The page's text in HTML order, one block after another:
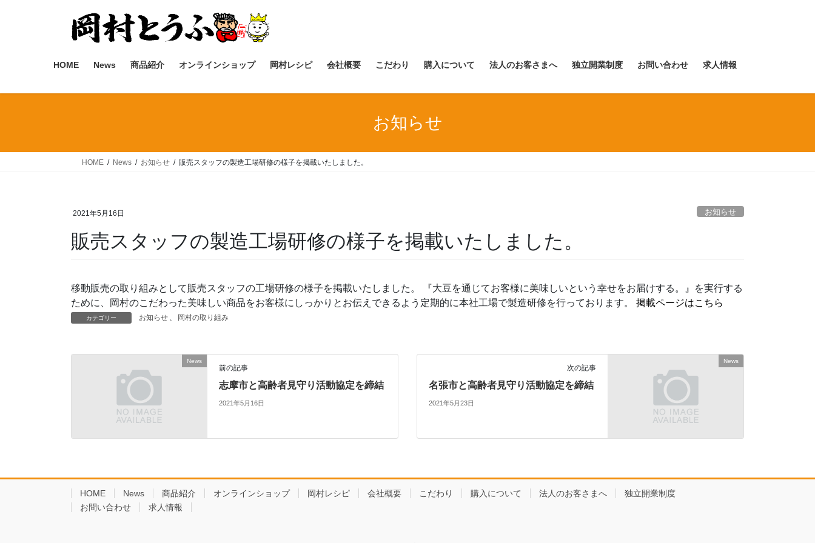
ス
ン
HOME News 商品紹介 オンラインショップ 岡村レシピ 会社概要 こだわり 購入について 法人のお客さまへ 独立開業制度 お問い合わせ 求人情報
お知らせ
HOME News お知らせ 販売スタッフの製造工場研修の様子を掲載いたしました。
2021年5月16日 お知らせ
販売スタッフの製造工場研修の様子を掲載いたしました。
移動販売の取り組みとして販売スタッフの工場研修の様子を掲載いたしました。 『大豆を通じてお客様に美味しいという幸せをお届けする。』を実行する
ために、岡村のこだわった美味しい商品をお客様にしっかりとお伝えできるよう定期的に本社工場で製造研修を行っております。 掲載ページはこちら
カテゴリー お知らせ 、 岡村の取り組み
News
前の記事
志摩市と高齢者見守り活動協定を締結
2021年5月16日
News
次の記事
名張市と高齢者見守り活動協定を締結
2021年5月23日
HOME News 商品紹介 オンラインショップ 岡村レシピ 会社概要 こだわり 購入について 法人のお客さまへ
独立開業制度
お問い合わせ
求人情報